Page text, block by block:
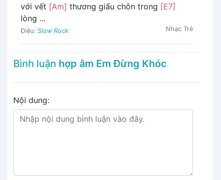
với vết [Am] thương giấu chôn trong [E7]
lòng ...
Điệu: Slow Rock Nhạc Trẻ
Bình luận hợp âm Em Đừng Khóc
Nội dung: